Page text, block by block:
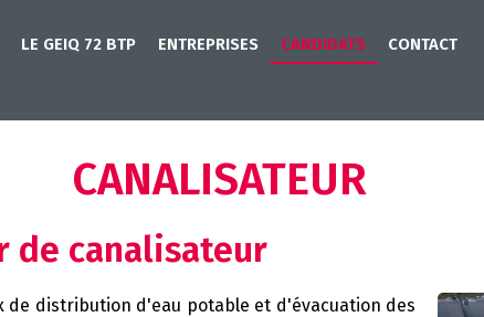
LE GEIQ 72 BTP ENTREPRISES CANDIDATS CONTACT
CANALISATEUR
de canalisateur
distribution d'eau potable et d'évacuation des